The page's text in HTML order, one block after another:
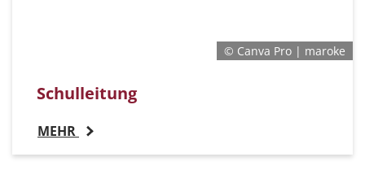
© Canva Pro | maroke
Schulleitung
MEHR